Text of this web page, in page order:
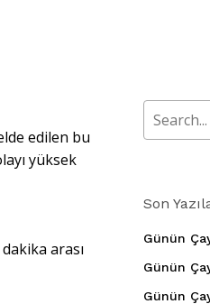
edilen bu
yüksek
arası
Son
Günün
Günün
Günün